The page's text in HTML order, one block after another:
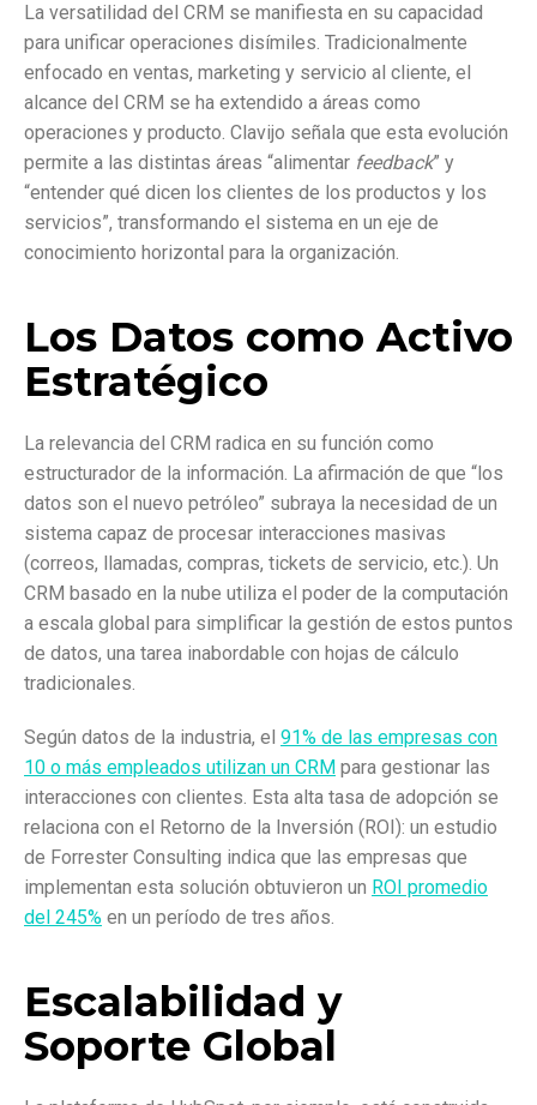
La versatilidad del CRM se manifiesta en su capacidad
para unificar operaciones disímiles. Tradicionalmente
enfocado en ventas, marketing y servicio al cliente, el
alcance del CRM se ha extendido a áreas como
operaciones y producto. Clavijo señala que esta evolución
permite a las distintas áreas “alimentar feedback” y
“entender qué dicen los clientes de los productos y los
servicios”, transformando el sistema en un eje de
conocimiento horizontal para la organización.
Los Datos como Activo
Estratégico
La relevancia del CRM radica en su función como
estructurador de la información. La afirmación de que “los
datos son el nuevo petróleo” subraya la necesidad de un
sistema capaz de procesar interacciones masivas
(correos, llamadas, compras, tickets de servicio, etc.). Un
CRM basado en la nube utiliza el poder de la computación
a escala global para simplificar la gestión de estos puntos
de datos, una tarea inabordable con hojas de cálculo
tradicionales.
Según datos de la industria, el 91% de las empresas con
10 o más empleados utilizan un CRM para gestionar las
interacciones con clientes. Esta alta tasa de adopción se
relaciona con el Retorno de la Inversión (ROI): un estudio
de Forrester Consulting indica que las empresas que
implementan esta solución obtuvieron un ROI promedio
del 245% en un período de tres años.
Escalabilidad y
Soporte Global